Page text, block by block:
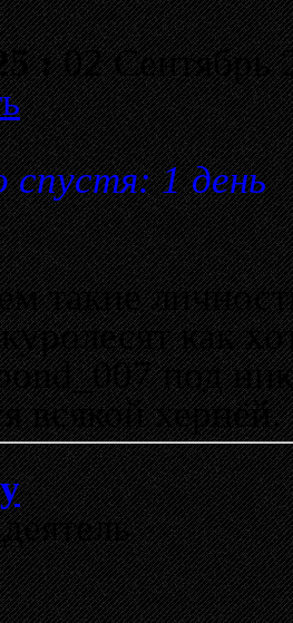
:02 Сентябрь
спустя: 1 день
такие
как
под
всякой